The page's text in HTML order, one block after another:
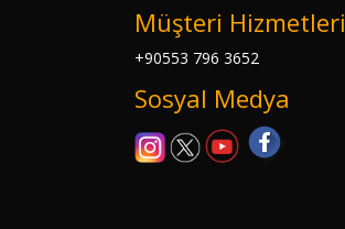
Müşteri Hizmetleri
+90553 796 3652
Sosyal Medya